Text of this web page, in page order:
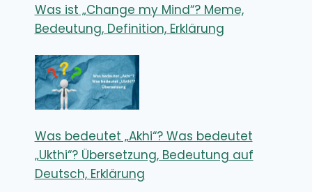
Was ist „Change my Mind“? Meme,
Bedeutung, Definition, Erklärung
Was bedeutet „Akhi“? Was bedeutet
„Ukthi“? Übersetzung, Bedeutung auf
Deutsch, Erklärung